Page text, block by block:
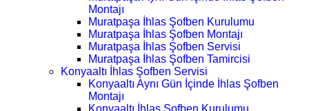
Montajı
Muratpaşa İhlas Şofben Kurulumu
Muratpaşa İhlas Şofben Montajı
Muratpaşa İhlas Şofben Servisi
Muratpaşa İhlas Şofben Tamircisi
Konyaaltı İhlas Şofben Servisi
Konyaaltı Aynı Gün İçinde İhlas Şofben
Montajı
Konyaaltı İhlas Şofben Kurulumu